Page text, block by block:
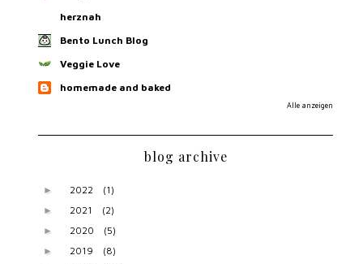
herznah
Bento Lunch Blog
Veggie Love
homemade and baked
Alle anzeigen
blog archive
► 2022 (1)
► 2021 (2)
► 2020 (5)
► 2019 (8)